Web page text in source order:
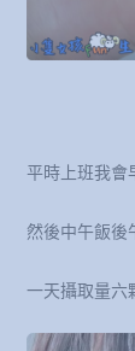
平時上班我會
然後中午飯後
一天攝取量六